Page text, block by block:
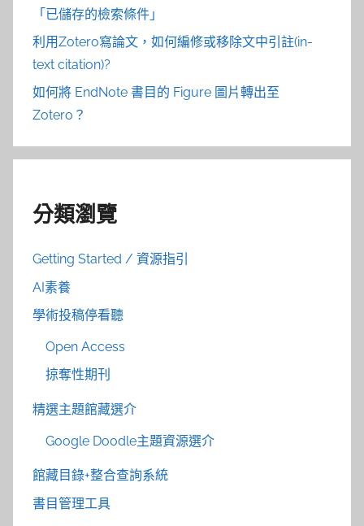
「已儲存的檢索條件」
利用Zotero寫論文，如何編修或移除文中引註(in-
text citation)?
如何將 EndNote 書目的 Figure 圖片轉出至
Zotero？
分類瀏覽
Getting Started / 資源指引
AI素養
學術投稿停看聽
Open Access
掠奪性期刊
精選主題館藏選介
Google Doodle主題資源選介
館藏目錄+整合查詢系統
書目管理工具